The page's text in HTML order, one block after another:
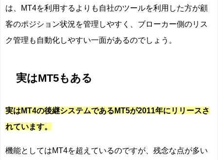
は、MT4を利用するよりも自社のツールを利用した方が顧
客のポジション状況を管理しやすく、ブローカー側のリス
ク管理も自動化しやすい一面があるのでしょう。
実はMT5もある
実はMT4の後継システムであるMT5が2011年にリリースさ
れています。
機能としてはMT4を超えているのですが、残念な点が多い